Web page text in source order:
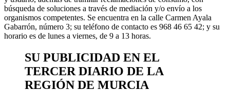
búsqueda de soluciones a través de mediación y/o envío a los
organismos competentes. Se encuentra en la calle Carmen Ayala
Gabarrón, número 3; su teléfono de contacto es 968 46 65 42; y su
horario es de lunes a viernes, de 9 a 13 horas.
SU PUBLICIDAD EN EL
TERCER DIARIO DE LA
REGIÓN DE MURCIA